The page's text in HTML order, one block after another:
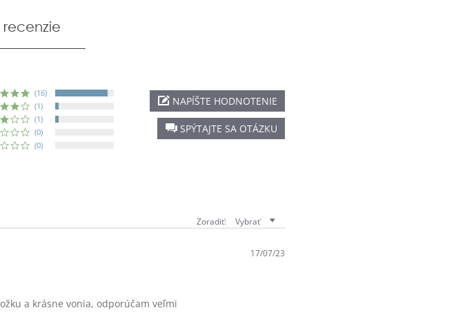
(16)
(1)
(1)
(0)
(0)
SPÝTAJTE SA OTÁZKU
NAPÍŠTE HODNOTENIE
Zoradiť: Vybrať
17/07/23
a krásne vonia, odporúčam veľmi